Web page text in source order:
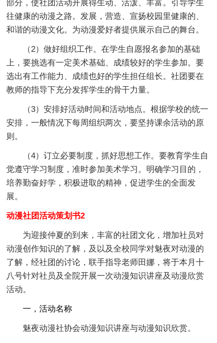
部分，使社团活动开展得生动、活泼、丰富。引导学生
往健康的动漫之路。发展，营造、宣扬校园里健康的、
和谐的动漫文化。为动漫爱好者提供展示自己的舞台。
（2）做好组织工作。在学生自愿报名参加的基础
上，要挑选有一定美术基础、成绩较好的学生参加。要
选出有工作能力、成绩也好的学生担任组长。社团要在
教师的指导下充分发挥学生的骨干力量。
（3）安排好活动时间和活动地点。根据学校的统一
安排，一般情况下每周组织两次，要坚持课余活动的原
则。
（4）订立必要制度，抓好思想工作。要教育学生自
觉遵守学习制度，准时参加美术学习。明确学习目的，
培养勤奋好学，积极进取的精神，促进学生的全面发
展。
动漫社团活动策划书2
为迎接仲夏的到来，丰富的社团文化，增加社员对
动漫创作知识的了解，及以及全校同学对魅夜对动漫的
了解，经社团的讨论，联手指导老师田娜，将于本月十
八号针对社员及全院开展一次动漫知识讲座及动漫欣赏
活动。
一，活动名称
魅夜动漫社协会动漫知识讲座与动漫知识欣赏。